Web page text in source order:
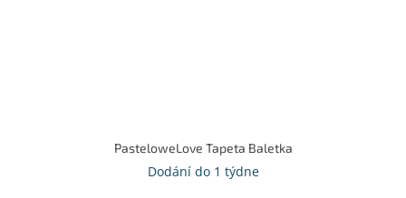
PasteloweLove Tapeta Baletka
Dodání do 1 týdne